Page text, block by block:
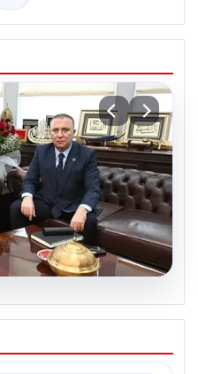
atmayan tek
paylaşım